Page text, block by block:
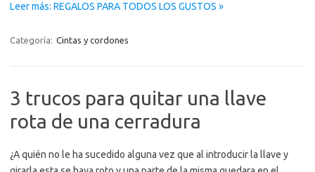
Leer más: REGALOS PARA TODOS LOS GUSTOS »
Categoría: Cintas y cordones
3 trucos para quitar una llave
rota de una cerradura
¿A quién no le ha sucedido alguna vez que al introducir la llave y